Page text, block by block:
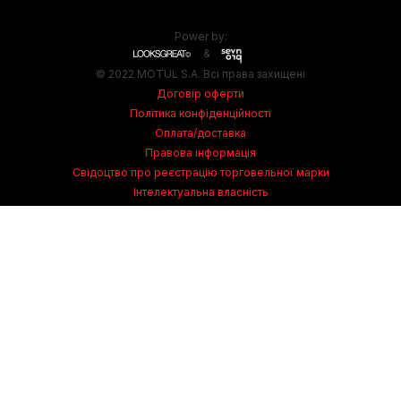
© 2022 MOTUL S.A. Всі права захищені
Договір оферти
Політика конфіденційності
Оплата/доставка
Правова інформація
Power by:
&
Свідоцтво про реєстрацію торговельної марки
Інтелектуальна власність